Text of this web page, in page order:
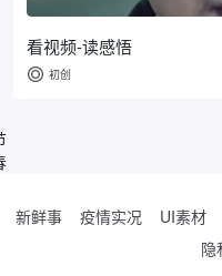
看视频-读感悟
初创
新鲜事 疫情实况 UI素材
隐